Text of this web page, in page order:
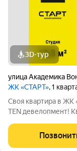
3D-тур
улица Академика
ЖК «СТАРТ», 1
Своя квартира в ЖК
TEN девелопмент!
района в границах
Очеретина -